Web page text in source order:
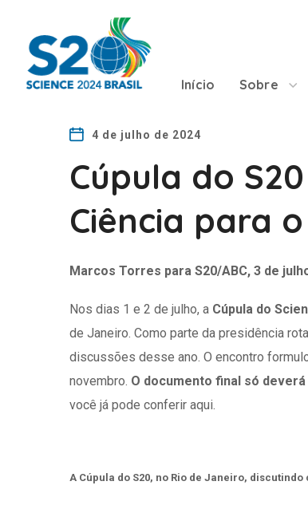
Início Sobre
4 de julho de 2024
Cúpula do
Ciência para o
Marcos Torres para S20/ABC, 3 de
Nos dias 1 e 2 de julho, a Cúpula do
de Janeiro. Como parte da presidência
discussões desse ano. O encontro
novembro. O documento final só
você já pode conferir aqui.
A Cúpula do S20, no Rio de Janeiro,